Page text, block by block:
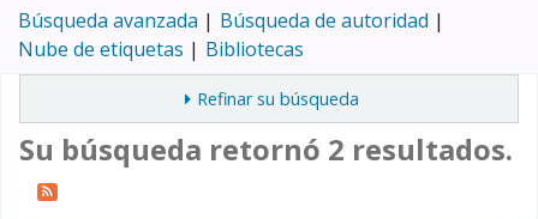
Búsqueda avanzada
Búsqueda de autoridad
Nube de etiquetas
Bibliotecas
Refinar su búsqueda
Su búsqueda retornó 2 resultados.